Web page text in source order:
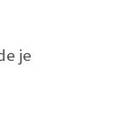
je